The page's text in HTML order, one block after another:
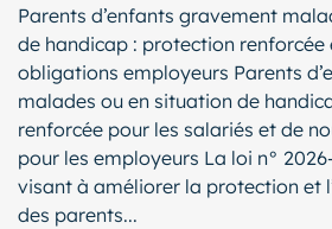
Parents d’enfants gravement
de handicap : protection renforcée
obligations employeurs Parents
malades ou en situation de
renforcée pour les salariés et de
pour les employeurs La loi n°
visant à améliorer la protection et
des parents...